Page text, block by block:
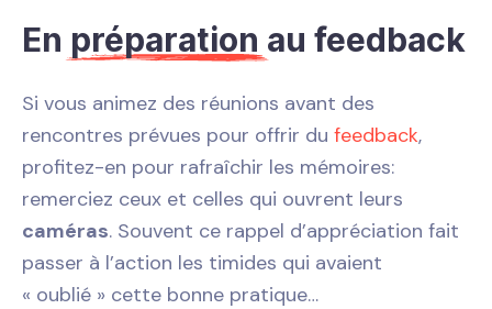
En préparation au feedback
Si vous animez des réunions avant des
rencontres prévues pour offrir du feedback,
profitez-en pour rafraîchir les mémoires:
remerciez ceux et celles qui ouvrent leurs
caméras. Souvent ce rappel d’appréciation fait
passer à l’action les timides qui avaient
« oublié » cette bonne pratique…